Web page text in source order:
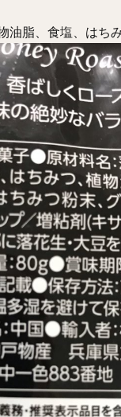
油脂、食塩、はち